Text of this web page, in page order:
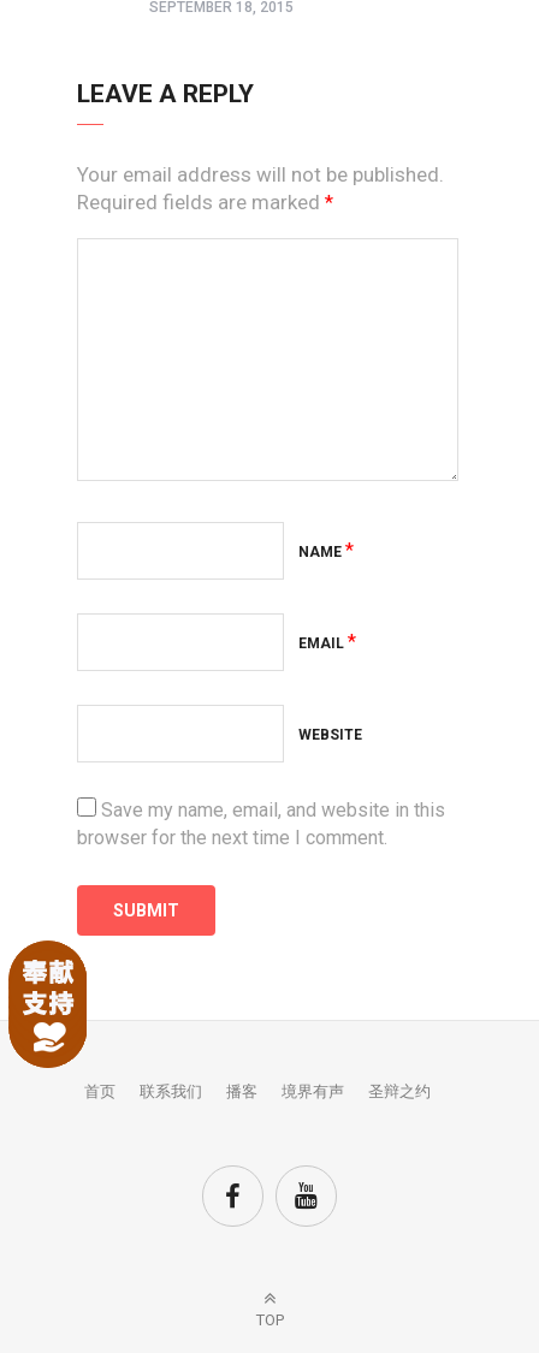
SEPTEMBER 18, 2015
LEAVE A REPLY
Your email address will not be published.
Required fields are marked *
NAME *
EMAIL *
WEBSITE
Save my name, email, and website in this
browser for the next time I comment.
首页 联系我们 播客 境界有声 圣辩之约
TOP